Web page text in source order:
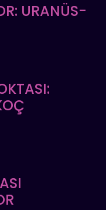
URANÜS-